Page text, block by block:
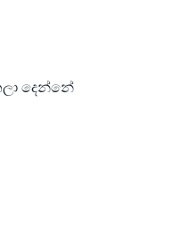
දෙන්නේ